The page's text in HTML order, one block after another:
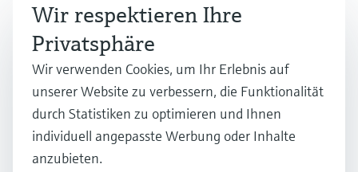
insert, Accessories: TC insert,
PROCESS RTD DIRECT CONTACT,
Process RTD general purpose, Process
RTD heavy duty, PROCESS RTD
HYGIENIC, Process TC direct contact,
PROCESS TC DIRECT IN CONTACT
Englische Version - 03/2023
Wir respektieren Ihre
Privatsphäre
Wir verwenden Cookies, um Ihr Erlebnis auf
unserer Website zu verbessern, die Funktionalität
durch Statistiken zu optimieren und Ihnen
individuell angepasste Werbung oder Inhalte
anzubieten.